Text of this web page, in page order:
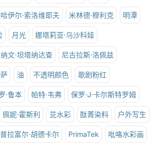
伊尔·索洛维耶夫 米林德·穆利克 明潭
月光 娜塔莉亚·乌沙科娃
纳文·坦塔纳达查 尼古拉斯·洛佩兹
油 不透明颜色 歌剧粉红
·鲁本 帕特·韦弗 保罗·J·卡尔斯特罗姆
佩妮·霍斯利 苝水彩 酞菁染料 户外写生
普拉富尔·胡德卡尔 PrimaTek 吡咯水彩画